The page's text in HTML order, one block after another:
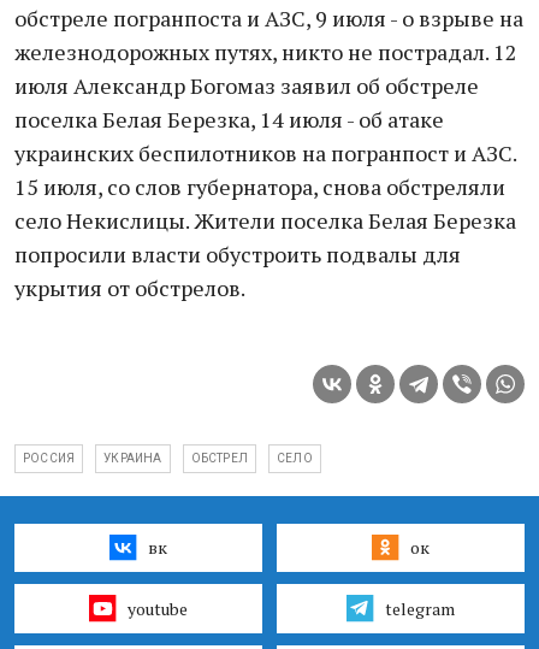
обстреле погранпоста и АЗС, 9 июля - о взрыве на
железнодорожных путях, никто не пострадал. 12
июля Александр Богомаз заявил об обстреле
поселка Белая Березка, 14 июля - об атаке
украинских беспилотников на погранпост и АЗС.
15 июля, со слов губернатора, снова обстреляли
село Некислицы. Жители поселка Белая Березка
попросили власти обустроить подвалы для
укрытия от обстрелов.
РОССИЯ УКРАИНА ОБСТРЕЛ СЕЛО
вк ок
youtube telegram